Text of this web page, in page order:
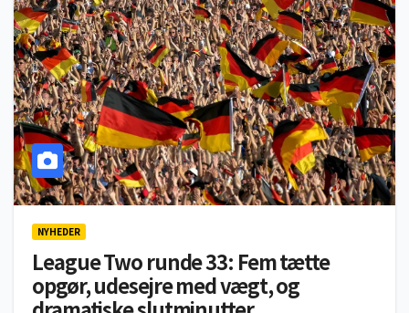
NYHEDER
League Two runde 33: Fem tætte
opgør, udesejre med vægt, og